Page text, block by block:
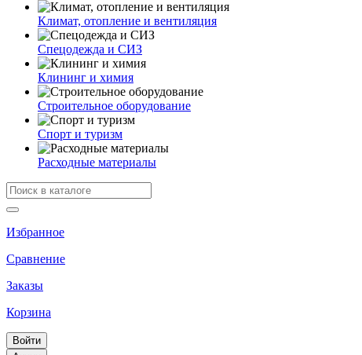
Климат, отопление и вентиляция
Спецодежда и СИЗ
Клининг и химия
Строительное оборудование
Спорт и туризм
Расходные материалы
Избранное
Сравнение
Заказы
Корзина
Войти